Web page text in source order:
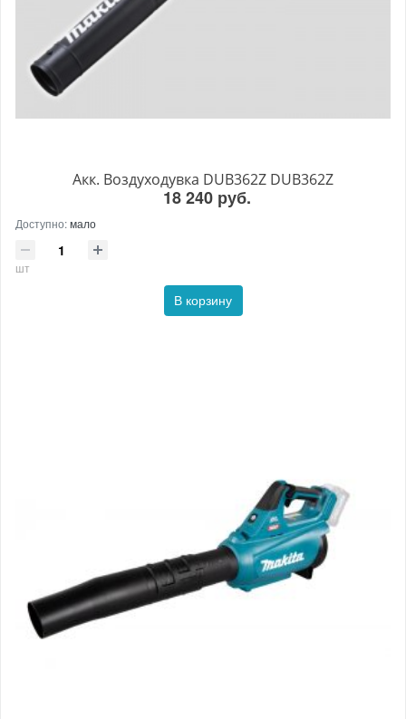
Акк. Воздуходувка DUB362Z DUB362Z
18 240 руб.
Доступно:мало
шт
В корзину